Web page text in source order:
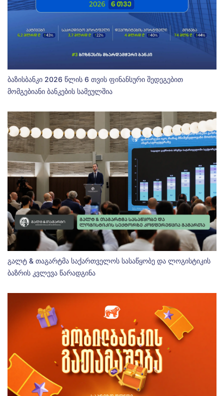
ბაზისბანკი 2026 წლის 6 თვის ფინანსური შედეგებით
მომგებიანი ბანკების სამეულშია
გალტ & თაგარტმა საქართველოს სასაწყობე და ლოგისტიკის
ბაზრის კვლევა წარადგინა